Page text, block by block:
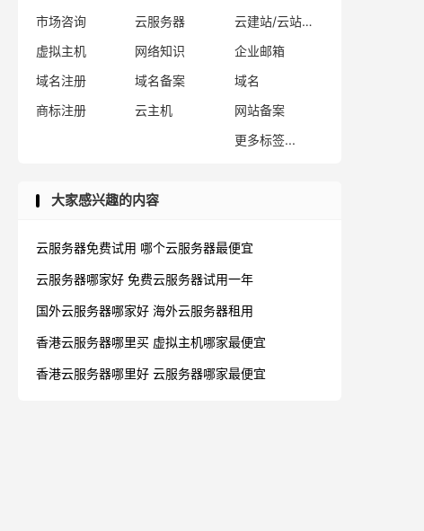
市场咨询
云服务器
云建站/云站群/小程序
虚拟主机
网络知识
企业邮箱
域名注册
域名备案
域名
商标注册
云主机
网站备案
更多标签...
大家感兴趣的内容
云服务器免费试用 哪个云服务器最便宜
云服务器哪家好 免费云服务器试用一年
国外云服务器哪家好 海外云服务器租用
香港云服务器哪里买 虚拟主机哪家最便宜
香港云服务器哪里好 云服务器哪家最便宜